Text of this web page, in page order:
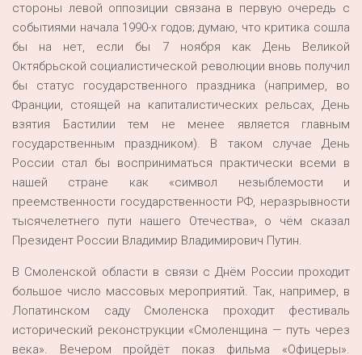
стороны левой оппозиции связана в первую очередь с
событиями начала 1990-х годов; думаю, что критика сошла
бы на нет, если бы 7 ноября как День Великой
Октябрьской социалистической революции вновь получил
бы статус государственного праздника (например, во
Франции, стоящей на капиталистических рельсах, День
взятия Бастилии тем не менее является главным
государственным праздником). В таком случае День
России стал бы восприниматься практически всеми в
нашей стране как «символ незыблемости и
преемственности государственности РФ, неразрывности
тысячелетнего пути нашего Отечества», о чём сказал
Президент России Владимир Владимирович Путин.
В Смоленской области в связи с Днём России проходит
большое число массовых мероприятий. Так, например, в
Лопатинском саду Смоленска проходит фестиваль
исторический реконструкции «Смоленщина — путь через
века». Вечером пройдёт показ фильма «Офицеры».